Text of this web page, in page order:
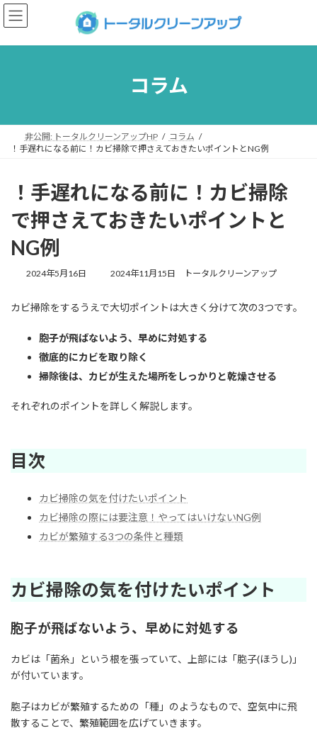
コ
ン
ン
ナ
ビ
ー
コラム
非公開: トータルクリーンアップHP
コラム
！手遅れになる前に！カビ掃除で押さえておきたいポイントとNG例
！手遅れになる前に！カビ掃除
で押さえておきたいポイントと
NG例
2024年5月16日
最
新
時
2024年11月15日 トータルクリーンアップ
カビ掃除をするうえで大切ポイントは大きく分けて次の3つです。
胞子が飛ばないよう、早めに対処する
徹底的にカビを取り除く
掃除後は、カビが生えた場所をしっかりと乾燥させる
それぞれのポイントを詳しく解説します。
目次
カビ掃除の気を付けたいポイント
カビ掃除の際には要注意！やってはいけないNG例
カビが繁殖する3つの条件と種類
カビ掃除の気を付けたいポイント
胞子が飛ばないよう、早めに対処する
カビは「菌糸」という根を張っていて、上部には「胞子(ほうし)」
が付いています。
胞子はカビが繁殖するための「種」のようなもので、空気中に飛
散することで、繁殖範囲を広げていきます。